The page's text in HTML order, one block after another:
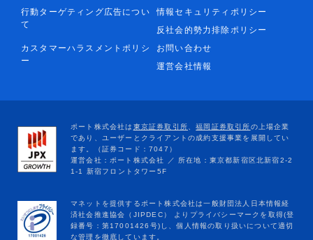
行動ターゲティング広告につい
て
情報セキュリティポリシー
反社会的勢力排除ポリシー
カスタマーハラスメントポリシ
ー
お問い合わせ
運営会社情報